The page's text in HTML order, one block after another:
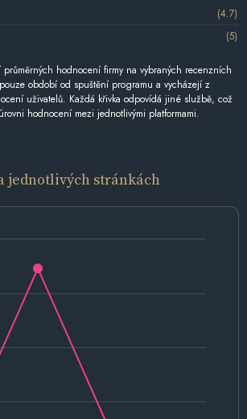
(4.7)
(5)
hodnocení firmy na vybraných recenzních
období od spuštění programu a vycházejí z
uživatelů. Každá křivka odpovídá jiné službě, což
hodnocení mezi jednotlivými platformami.
jednotlivých stránkách